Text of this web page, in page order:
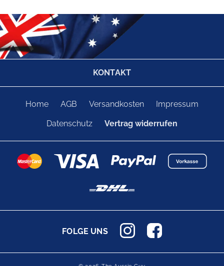
KONTAKT
Home AGB Versandkosten Impressum
Datenschutz Vertrag widerrufen
FOLGE UNS